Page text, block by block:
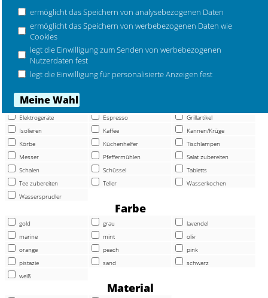
ermöglicht das Speichern von analysebezogenen Daten
ermöglicht das Speichern von werbebezogenen Daten wie
Cookies
legt die Einwilligung zum Senden von werbebezogenen
Nutzerdaten fest
legt die Einwilligung für personalisierte Anzeigen fest
Stelton Foster Wasserbecher 0,2 ltr stahl-golden
Barartikel
Elektrogeräte
Espresso
Grillartikel
Isolieren
Kaffee
Kannen/Krüge
Körbe
Küchenhelfer
Tischlampen
Messer
Pfeffermühlen
Salat zubereiten
Schalen
Schüssel
Tabletts
Tee zubereiten
Teller
Wasserkochen
Wassersprudler
Farbe
gold grau
lavendel
marine
mint
oliv
orange
peach
pink
pistazie
sand
schwarz
weiß
Material